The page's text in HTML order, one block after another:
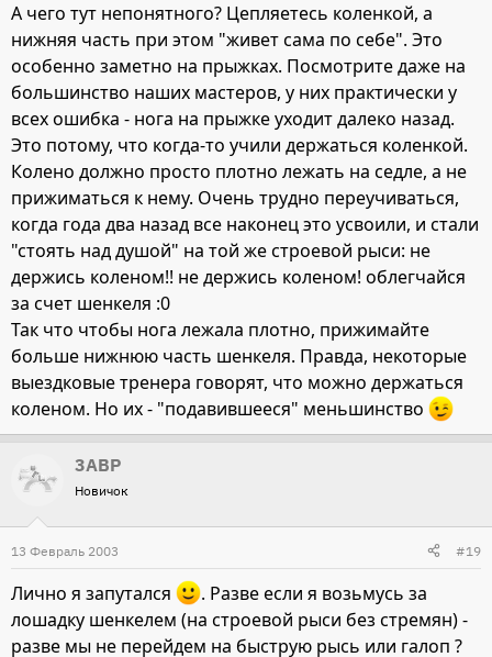
А чего тут непонятного? Цепляетесь коленкой, а
нижняя часть при этом "живет сама по себе". Это
особенно заметно на прыжках. Посмотрите даже на
большинство наших мастеров, у них практически у
всех ошибка - нога на прыжке уходит далеко назад.
Это потому, что когда-то учили держаться коленкой.
Колено должно просто плотно лежать на седле, а не
прижиматься к нему. Очень трудно переучиваться,
когда года два назад все наконец это усвоили, и стали
"стоять над душой" на той же строевой рыси: не
держись коленом!! не держись коленом! облегчайся
за счет шенкеля :0
Так что чтобы нога лежала плотно, прижимайте
больше нижнюю часть шенкеля. Правда, некоторые
выездковые тренера говорят, что можно держаться
коленом. Но их - "подавившееся" меньшинство
3ABP
Новичок
13 Февраль 2003 #19
Лично я запутался
. Разве если я возьмусь за
лошадку шенкелем (на строевой рыси без стремян) -
разве мы не перейдем на быструю рысь или галоп ?